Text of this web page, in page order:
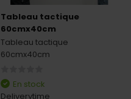
Tableau tactique
60cmx40cm
Tableau tactique
60cmx40cm
En stock
Deliverytime